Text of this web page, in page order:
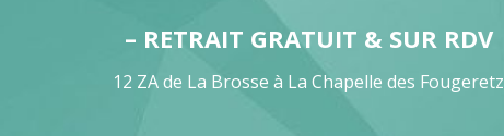
– RETRAIT GRATUIT & SUR RDV
12 ZA de La Brosse à La Chapelle des Fougeretz